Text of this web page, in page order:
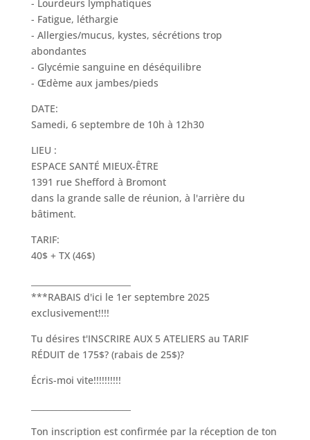
- Lourdeurs lymphatiques
- Fatigue, léthargie
- Allergies/mucus, kystes, sécrétions trop
abondantes
- Glycémie sanguine en déséquilibre
- Œdème aux jambes/pieds
DATE:
Samedi, 6 septembre de 10h à 12h30
LIEU :
ESPACE SANTÉ MIEUX-ÊTRE
1391 rue Shefford à Bromont
dans la grande salle de réunion, à l'arrière du
bâtiment.
TARIF:
40$ + TX (46$)
***RABAIS d'ici le 1er septembre 2025
exclusivement!!!!
Tu désires t'INSCRIRE AUX 5 ATELIERS au TARIF
RÉDUIT de 175$? (rabais de 25$)?
Écris-moi vite!!!!!!!!!!
Ton inscription est confirmée par la réception de ton